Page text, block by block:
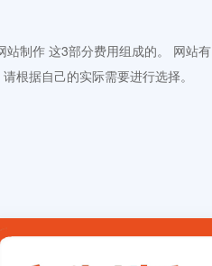
制作 这3部分费用组成的。 网站有
根据自己的实际需要进行选择。